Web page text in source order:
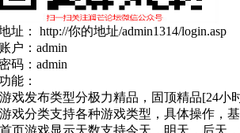
址： http://你的地址/admin1314/login.asp
户：admin
码：admin
能：
戏发布类型分极力精品，固顶精品[24小
戏分类支持各种游戏类型，具体操作，
页游戏显示天数支持今天，明天，后天